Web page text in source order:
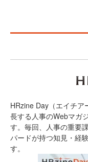
HRzine Day（エイチ
長する人事のWebマガ
す。毎回、人事の重要
パードが持つ知見・経
す。